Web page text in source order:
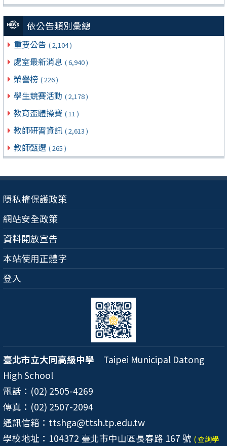
依公告類別彙總
重要公告 ( 2,104 )
處室最新消息 ( 6,940 )
榮譽榜 ( 226 )
學生競賽活動 ( 2,178 )
教育盃體操賽 ( 11 )
教師研習資訊 ( 2,613 )
教師甄選 ( 265 )
隱私權保護政策
網站安全政策
資料開放宣告
本站使用正體字
登入
臺北市立大同高級中學 Taipei Municipal Datong
High School
電話：(02) 2505-4269
傳真：(02) 2507-2094
通訊信箱：ttshga@ttsh.tp.edu.tw
學校地址：104372 臺北市中山區長春路 167 號 ( 查詢學